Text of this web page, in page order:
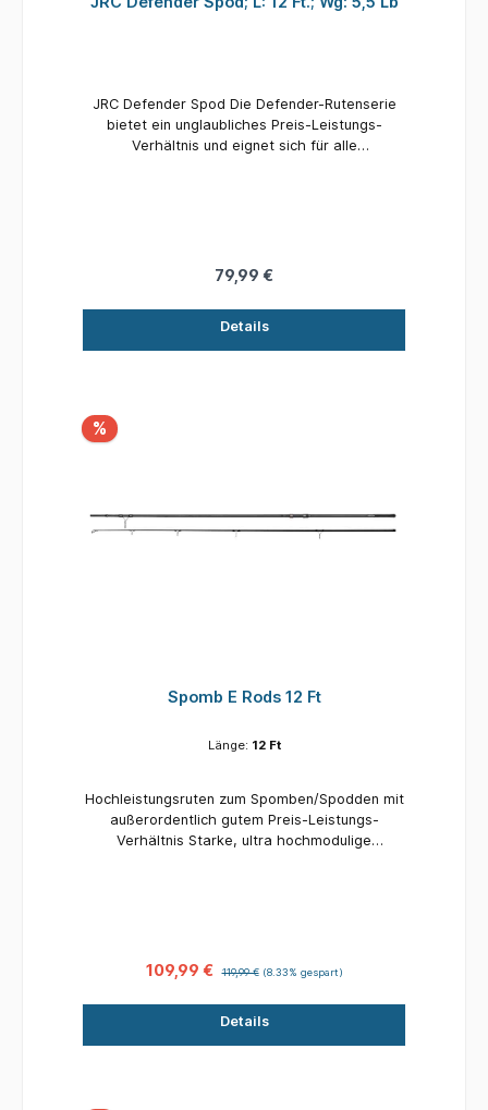
JRC Defender Spod Die Defender-Rutenserie
bietet ein unglaubliches Preis-Leistungs-
Verhältnis und eignet sich für alle
79,99 €
Details
%
Spomb E Rods 12 Ft
Länge: 12 Ft
Hochleistungsruten zum Spomben/Spodden mit
außerordentlich gutem Preis-Leistungs-
Verhältnis Starke, ultra hochmodulige
Rollenhalter passend für alle Weitwurfrollen
Keramikeinlage im Spitzenring reduziert die
Griffteil 50mm Startring verjüngend auf einen
109,99 € 119,99 € (8.33% gespart)
Details